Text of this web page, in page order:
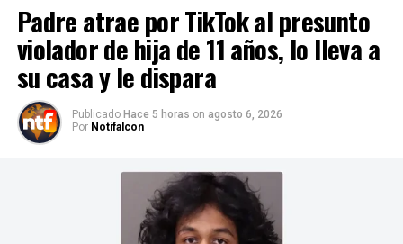
Padre atrae por TikTok al presunto
violador de hija de 11 años, lo lleva a
su casa y le dispara
Publicado Hace 5 horas on agosto 6, 2026
Por Notifalcon